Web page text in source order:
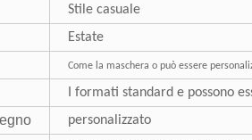
Stile casuale
Estate
Come la maschera o può essere
I formati standard e possono
personalizzato